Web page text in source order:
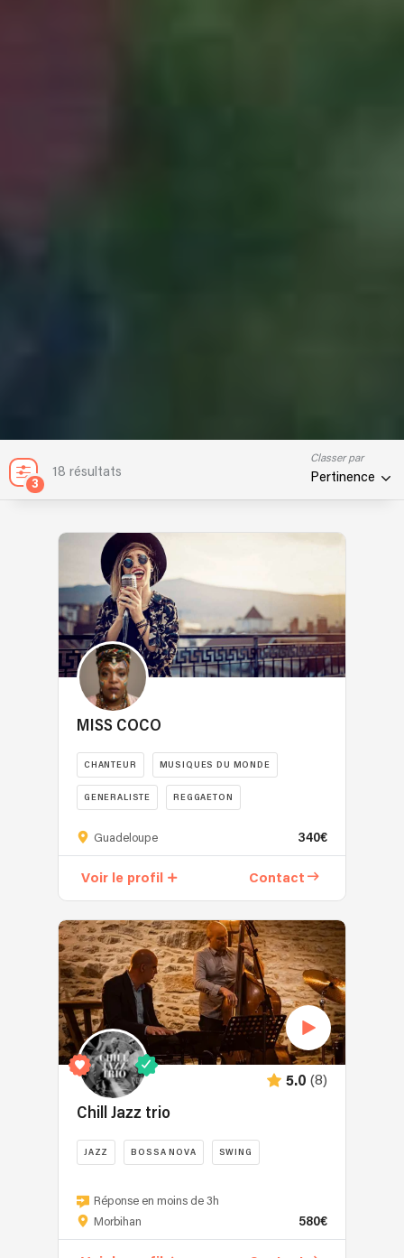
3
18 résultats
Classer par
Pertinence
MISS COCO
CHANTEUR MUSIQUES DU MONDE
GENERALISTE REGGAETON
sonore,
explorer
frontières
entre
les
genres
pour
offrir
une
expérience
musicale
unique.
répertoire
est
invitation
au
partage,
Guadeloupe 340€
Voir le profil Contact
5.0 (8)
Chill Jazz trio
JAZZ BOSSA NOVA SWING
jazz
trio
mélange
Réponse en moins de 3h
Morbihan
580€